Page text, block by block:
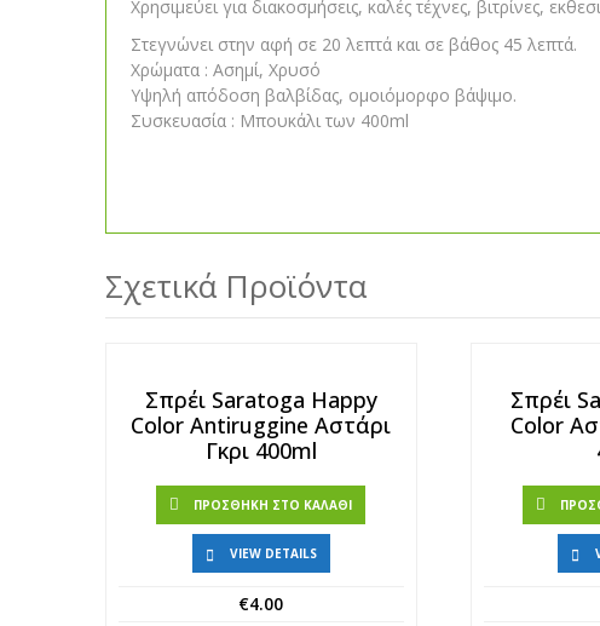
Χρησιμεύει για διακοσμήσεις, καλές τέχνες, βιτρίνες,
Στεγνώνει στην αφή σε 20 λεπτά και σε βάθος 45 λεπτά.
Χρώματα : Ασημί, Χρυσό
Yψηλή απόδοση βαλβίδας, ομοιόμορφο βάψιμο.
Συσκευασία : Μπουκάλι των 400ml
Σχετικά Προϊόντα
Σπρέι Saratoga Happy
Color Antiruggine Aστάρι
Γκρι 400ml
ΠΡΟΣΘΉΚΗ ΣΤΟ ΚΑΛΆΘΙ
VIEW DETAILS
€4.00
Σπρέι
Color